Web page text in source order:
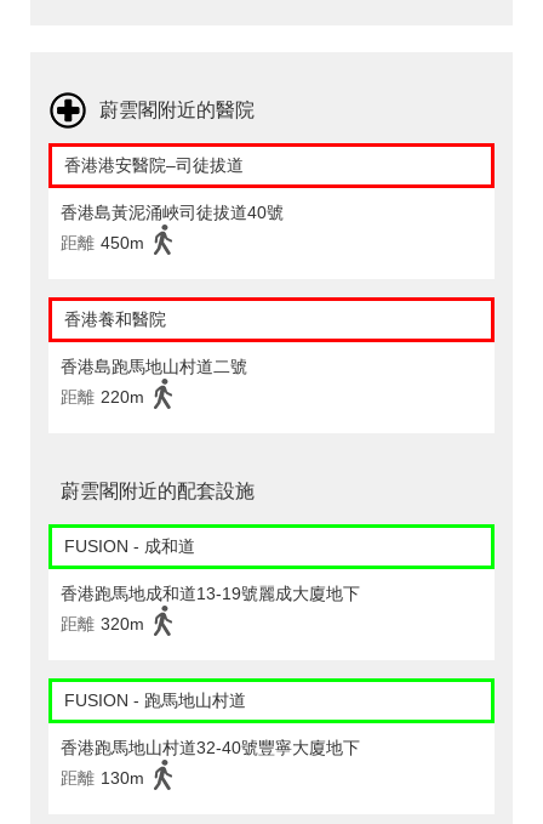
蔚雲閣附近的醫院
香港港安醫院–司徒拔道
香港島黃泥涌峽司徒拔道40號
距離 450m
香港養和醫院
香港島跑馬地山村道二號
距離 220m
蔚雲閣附近的配套設施
FUSION - 成和道
香港跑馬地成和道13-19號麗成大廈地下
距離 320m
FUSION - 跑馬地山村道
香港跑馬地山村道32-40號豐寧大廈地下
距離 130m